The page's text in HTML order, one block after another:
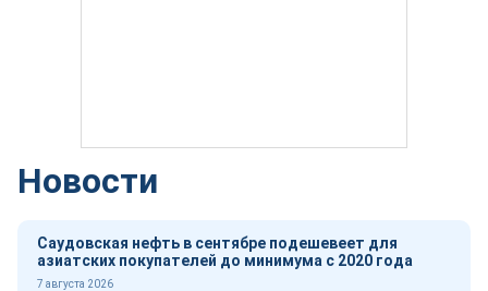
Новости
Саудовская нефть в сентябре подешевеет для
азиатских покупателей до минимума с 2020 года
7 августа 2026